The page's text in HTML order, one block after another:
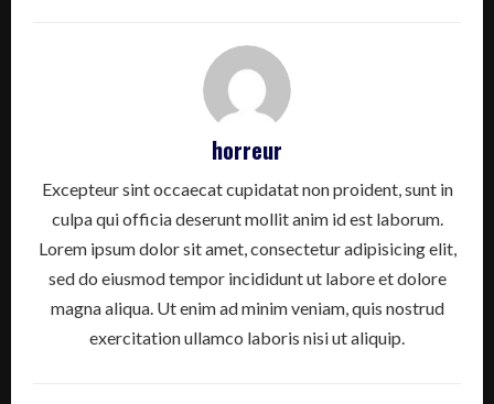
horreur
Excepteur sint occaecat cupidatat non proident, sunt in
culpa qui officia deserunt mollit anim id est laborum.
Lorem ipsum dolor sit amet, consectetur adipisicing elit,
sed do eiusmod tempor incididunt ut labore et dolore
magna aliqua. Ut enim ad minim veniam, quis nostrud
exercitation ullamco laboris nisi ut aliquip.